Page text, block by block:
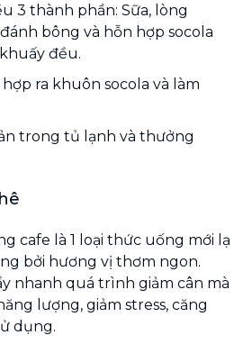
3 thành phần: Sữa, lòng
bông và hỗn hợp socola
đều.
ra khuôn socola và làm
trong tủ lạnh và thưởng
cafe là 1 loại thức uống mới lạ
bởi hương vị thơm ngon.
nhanh quá trình giảm cân mà
lượng, giảm stress, căng
dụng.